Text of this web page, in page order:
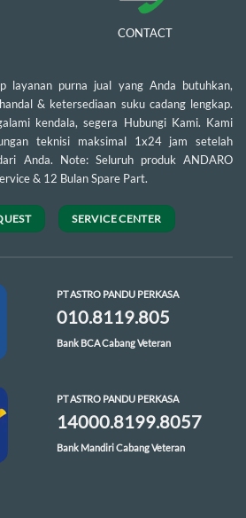
CONTACT
layanan purna jual yang Anda butuhkan,
& ketersediaan suku cadang lengkap.
kendala, segera Hubungi Kami. Kami
teknisi maksimal 1x24 jam setelah
Anda. Note: Seluruh produk ANDARO
& 12 Bulan Spare Part.
SERVICE CENTER
PT ASTRO PANDU PERKASA
010.8119.805
Bank BCA Cabang Veteran
PT ASTRO PANDU PERKASA
14000.8199.8057
Bank Mandiri Cabang Veteran